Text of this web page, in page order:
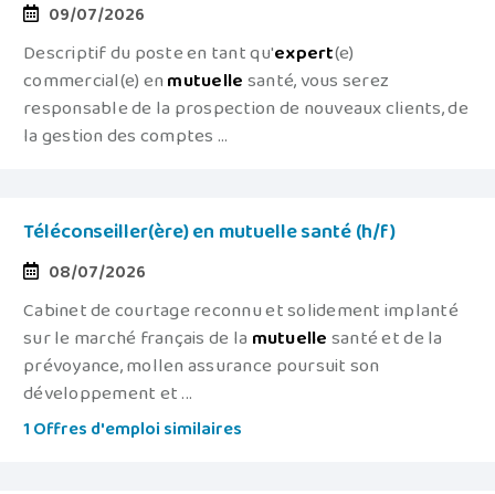
09/07/2026
Descriptif du poste en tant qu'expert(e)
commercial(e) enmutuellesanté, vous serez
responsable de la prospection de nouveaux clients, de
la gestion des comptes ...
Téléconseiller(ère) en mutuelle santé (h/f)
08/07/2026
Cabinet de courtage reconnu et solidement implanté
sur le marché français de la mutuellesanté et de la
prévoyance, mollen assurance poursuit son
développement et ...
1 Offres d'emploi similaires